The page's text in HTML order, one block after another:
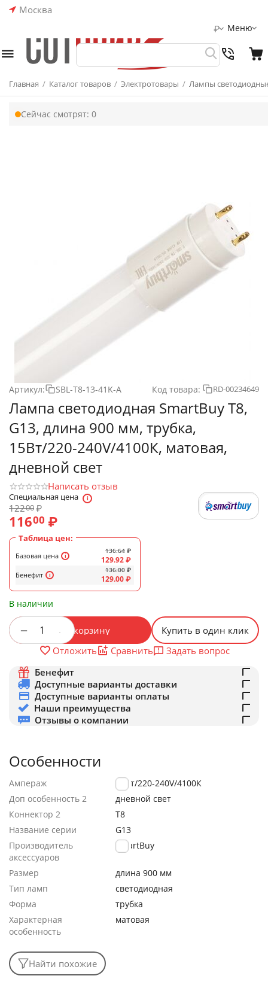
Москва
Меню
₽
Главная / Каталог товаров / Электротовары / Лампы
Сейчас смотрят: 0
Артикул: SBL-T8-13-41K-A Код товара: RD-00234649
Лампа светодиодная SmartBuy T8,
G13, длина 900 мм, трубка,
15Вт/220-240V/4100К, матовая,
дневной свет
Написать отзыв
Специальная цена
12200₽
11600 ₽
Таблица цен:
Базовая цена
Бенефит
136.64 ₽
129.92₽
136.00 ₽
129.00₽
В наличии
+
− В корзину
Купить в один клик
Отложить
Сравнить
Задать вопрос
Бенефит
Доступные варианты доставки
Доступные варианты оплаты
Наши преимущества
Отзывы о компании
Особенности
Ампераж
15Вт/220-240V/4100К
Доп особенность 2
дневной свет
Коннектор 2
T8
Название серии
G13
Производитель
аксессуаров
SmartBuy
Размер
длина 900 мм
Тип ламп
светодиодная
Форма
трубка
Характерная
особенность
матовая
Найти похожие